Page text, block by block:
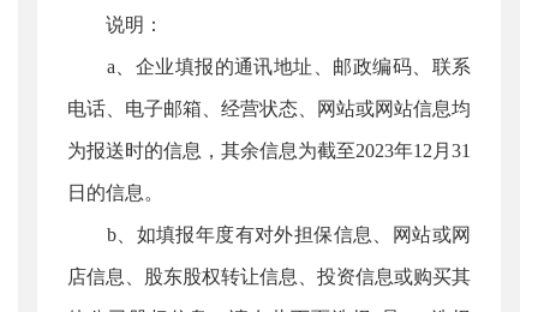
说明：
a、企业填报的通讯地址、邮政编码、联系
电话、电子邮箱、经营状态、网站或网站信息均
为报送时的信息，其余信息为截至2023年12月31
日的信息。
b、如填报年度有对外担保信息、网站或网
店信息、股东股权转让信息、投资信息或购买其